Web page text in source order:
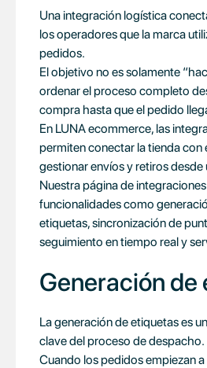
Una integración logística
los operadores que la marca
pedidos.
El objetivo no es solamente
ordenar el proceso completo
compra hasta que el pedido
En LUNA ecommerce, las
permiten conectar la tienda con
gestionar envíos y retiros desde
Nuestra página de
funcionalidades como
etiquetas, sincronización de
seguimiento en tiempo real y
Generación de
La generación de etiquetas es
clave del proceso de despacho.
Cuando los pedidos empiezan